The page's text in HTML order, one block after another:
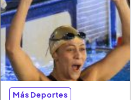
Más Deportes